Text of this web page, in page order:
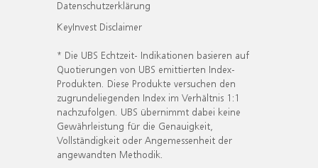
Datenschutzerklärung
KeyInvest Disclaimer
* Die UBS Echtzeit- Indikationen basieren auf
Quotierungen von UBS emittierten Index-
Produkten. Diese Produkte versuchen den
zugrundeliegenden Index im Verhältnis 1:1
nachzufolgen. UBS übernimmt dabei keine
Gewährleistung für die Genauigkeit,
Vollständigkeit oder Angemessenheit der
angewandten Methodik.